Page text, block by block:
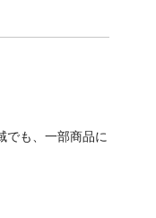
でも、一部商品に